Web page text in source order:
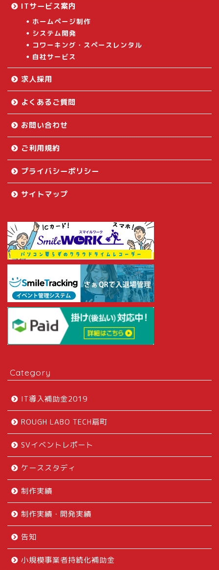
ITサービス案内
ホームページ制作
システム開発
コワーキング・スペースレンタル
自社サービス
求人採用
よくあるご質問
お問い合わせ
ご利用規約
プライバシーポリシー
サイトマップ
Category
IT導入補助金2019
ROUGH LABO TECH扇町
SVイベントレポート
ケーススタディ
制作実績
制作実績・開発実績
告知
小規模事業者持続化補助金